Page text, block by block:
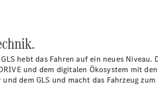
hebt das Fahren auf ein neues
und dem digitalen Ökosystem mit
dem GLS und macht das Fahrzeug zum